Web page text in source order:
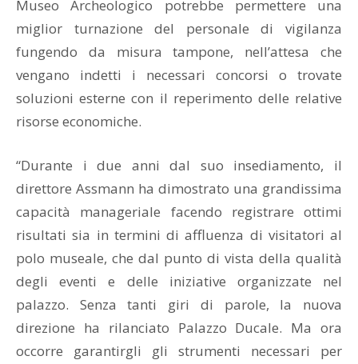
Museo Archeologico potrebbe permettere una
miglior turnazione del personale di vigilanza
fungendo da misura tampone, nell’attesa che
vengano indetti i necessari concorsi o trovate
soluzioni esterne con il reperimento delle relative
risorse economiche.
“Durante i due anni dal suo insediamento, il
direttore Assmann ha dimostrato una grandissima
capacità manageriale facendo registrare ottimi
risultati sia in termini di affluenza di visitatori al
polo museale, che dal punto di vista della qualità
degli eventi e delle iniziative organizzate nel
palazzo. Senza tanti giri di parole, la nuova
direzione ha rilanciato Palazzo Ducale. Ma ora
occorre garantirgli gli strumenti necessari per